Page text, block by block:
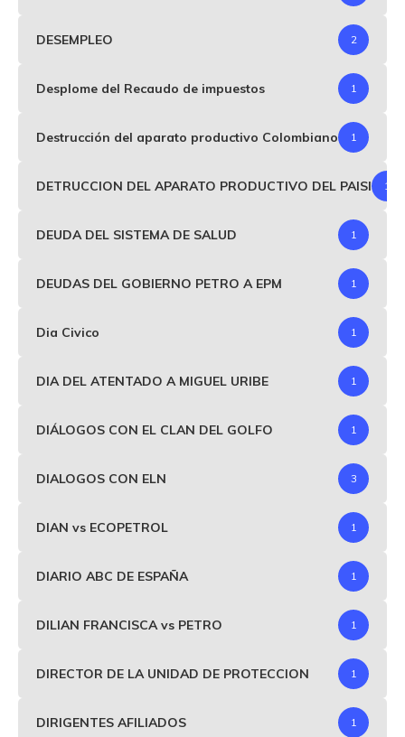
DESEMPLEO 2
Desplome del Recaudo de impuestos 1
Destrucción del aparato productivo Colombiano 1
DETRUCCION DEL APARATO PRODUCTIVO DEL PAISI 1
DEUDA DEL SISTEMA DE SALUD 1
DEUDAS DEL GOBIERNO PETRO A EPM 1
Dia Civico 1
DIA DEL ATENTADO A MIGUEL URIBE 1
DIÁLOGOS CON EL CLAN DEL GOLFO 1
DIALOGOS CON ELN 3
DIAN vs ECOPETROL 1
DIARIO ABC DE ESPAÑA 1
DILIAN FRANCISCA vs PETRO 1
DIRECTOR DE LA UNIDAD DE PROTECCION 1
DIRIGENTES AFILIADOS 1